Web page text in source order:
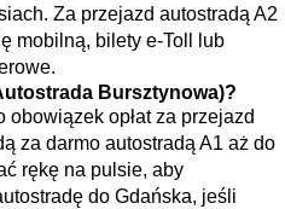
Za przejazd autostradą A2
mobilną, bilety e-Toll lub
Bursztynowa)?
opłat za przejazd
za darmo autostradą A1 aż do
rękę na pulsie, aby
do Gdańska, jeśli